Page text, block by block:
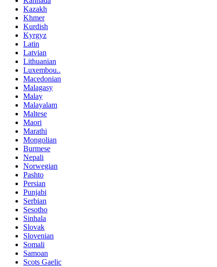
Kazakh
Khmer
Kurdish
Kyrgyz
Latin
Latvian
Lithuanian
Luxembou..
Macedonian
Malagasy
Malay
Malayalam
Maltese
Maori
Marathi
Mongolian
Burmese
Nepali
Norwegian
Pashto
Persian
Punjabi
Serbian
Sesotho
Sinhala
Slovak
Slovenian
Somali
Samoan
Scots Gaelic